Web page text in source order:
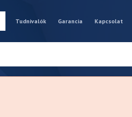
Tudnivalók Garancia Kapcsolat